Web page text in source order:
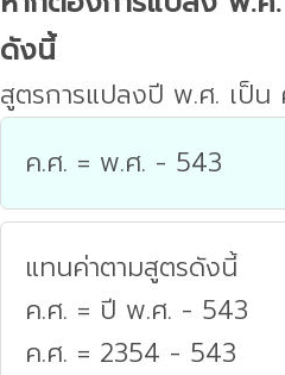
ดังนี้
สูตรการแปลงปี พ.ศ. เป็น
ค.ศ. = พ.ศ. - 543
แทนค่าตามสูตรดังนี้
ค.ศ. = ปี พ.ศ. - 543
ค.ศ. = 2354 - 543